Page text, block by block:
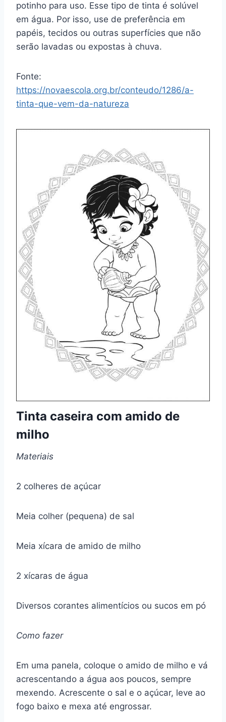
potinho para uso. Esse tipo de tinta é solúvel
em água. Por isso, use de preferência em
papéis, tecidos ou outras superfícies que não
serão lavadas ou expostas à chuva.
Fonte:
https://novaescola.org.br/conteudo/1286/a-
tinta-que-vem-da-natureza
Tinta caseira com amido de
milho
Materiais
2 colheres de açúcar
Meia colher (pequena) de sal
Meia xícara de amido de milho
2 xícaras de água
Diversos corantes alimentícios ou sucos em pó
Como fazer
Em uma panela, coloque o amido de milho e vá
acrescentando a água aos poucos, sempre
mexendo. Acrescente o sal e o açúcar, leve ao
fogo baixo e mexa até engrossar.